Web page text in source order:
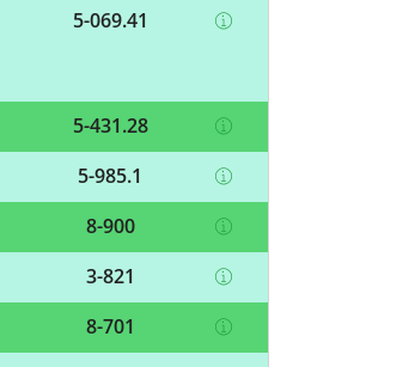
5-069.41
5-431.28
5-985.1
8-900
3-821
8-701